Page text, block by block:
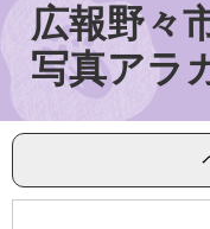
広報野々
写真アラ